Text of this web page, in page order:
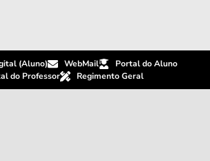
(Aluno) WebMail
Portal do Aluno
do Professor
Regimento Geral